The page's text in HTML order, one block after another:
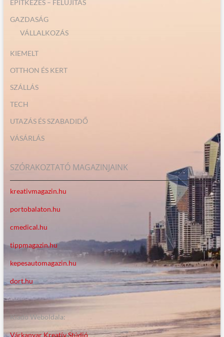
ÉPÍTKEZÉS – FELÚJÍTÁS
GAZDASÁG
VÁLLALKOZÁS
KIEMELT
OTTHON ÉS KERT
SZÁLLÁS
TECH
UTAZÁS ÉS SZABADIDŐ
VÁSÁRLÁS
SZÓRAKOZTATÓ MAGAZINJAINK
kreativmagazin.hu
portobalaton.hu
cmedical.hu
tippmagazin.hu
kepesautomagazin.hu
dort.hu
Kiadó Weboldala:
Várkanyar Kreatív Stúdió